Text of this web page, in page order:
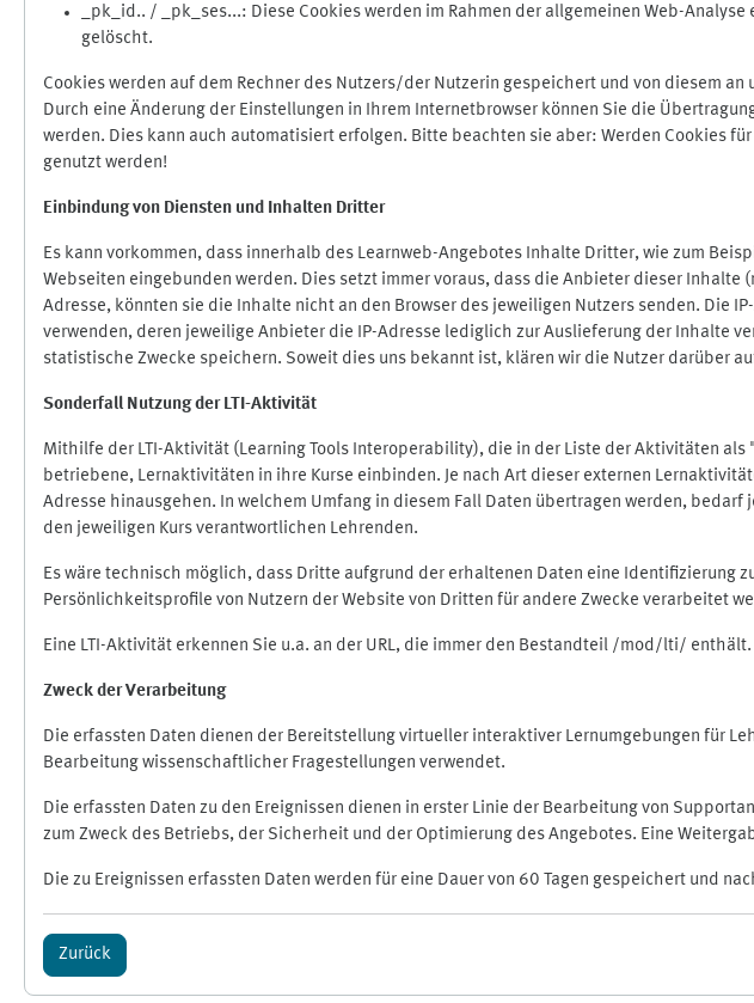
_pk_id.. / _pk_ses...: Diese Cookies werden im Rahmen der allgemeinen Web-
gelöscht.
Cookies werden auf dem Rechner des Nutzers/der Nutzerin gespeichert und von diesem
Durch eine Änderung der Einstellungen in Ihrem Internetbrowser können Sie die
werden. Dies kann auch automatisiert erfolgen. Bitte beachten sie aber: Werden Cookies
genutzt werden!
Einbindung von Diensten und Inhalten Dritter
Es kann vorkommen, dass innerhalb des Learnweb-Angebotes Inhalte Dritter, wie zum
Webseiten eingebunden werden. Dies setzt immer voraus, dass die Anbieter dieser
Adresse, könnten sie die Inhalte nicht an den Browser des jeweiligen Nutzers senden. Die
verwenden, deren jeweilige Anbieter die IP-Adresse lediglich zur Auslieferung der Inhalte
statistische Zwecke speichern. Soweit dies uns bekannt ist, klären wir die Nutzer darüber
Sonderfall Nutzung der LTI-Aktivität
Mithilfe der LTI-Aktivität (Learning Tools Interoperability), die in der Liste der Aktivitäten
betriebene, Lernaktivitäten in ihre Kurse einbinden. Je nach Art dieser externen
Adresse hinausgehen. In welchem Umfang in diesem Fall Daten übertragen werden,
den jeweiligen Kurs verantwortlichen Lehrenden.
Es wäre technisch möglich, dass Dritte aufgrund der erhaltenen Daten eine Identifizierung
Persönlichkeitsprofile von Nutzern der Website von Dritten für andere Zwecke verarbeitet
Eine LTI-Aktivität erkennen Sie u.a. an der URL, die immer den Bestandteil /mod/lti/
Zweck der Verarbeitung
Die erfassten Daten dienen der Bereitstellung virtueller interaktiver Lernumgebungen für
Bearbeitung wissenschaftlicher Fragestellungen verwendet.
Die erfassten Daten zu den Ereignissen dienen in erster Linie der Bearbeitung von
zum Zweck des Betriebs, der Sicherheit und der Optimierung des Angebotes. Eine
Die zu Ereignissen erfassten Daten werden für eine Dauer von 60 Tagen gespeichert und
Zurück